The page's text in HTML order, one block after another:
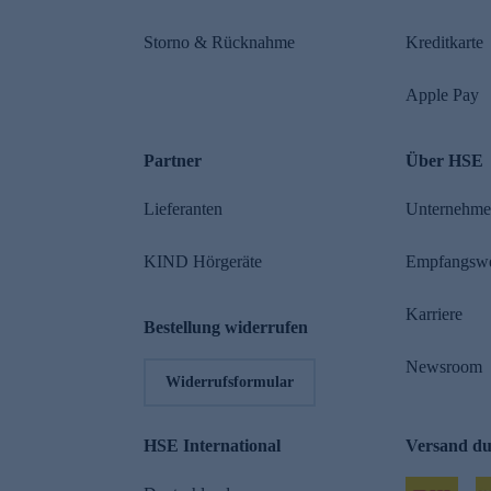
Storno & Rücknahme Kreditkarte
Apple Pay
Partner
Lieferanten
KIND Hörgeräte
Bestellung widerrufen
Widerrufsformular
Über HSE
Karriere
Newsroom
HSE International Versand